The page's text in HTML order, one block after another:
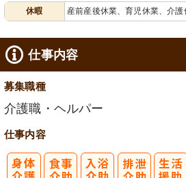
休暇 産前産後休業、育児休業、介
仕事内容
募集職種
介護職・ヘルパー
仕事内容